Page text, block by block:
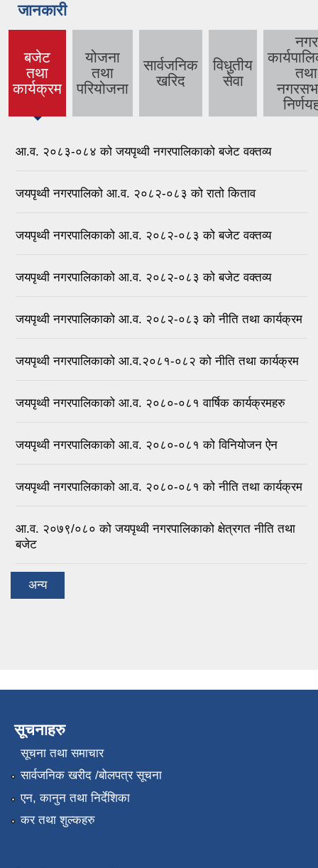
जानकारी
बजेट
तथा
कार्यक्रम
(active
tab)
योजना
तथा
परियोजना
सार्वजनिक
खरिद
विधुतीय
सेवा
नगर
तथा
आ.व. २०८३-०८४ को जयपृथ्वी नगरपालिकाको बजेट वक्तव्य
जयपृथ्वी नगरपालिको आ.व. २०८२-०८३ को रातो किताव
जयपृथ्वी नगरपालिकाको आ.व. २०८२-०८३ को बजेट वक्तव्य
जयपृथ्वी नगरपालिकाको आ.व. २०८२-०८३ को बजेट वक्तव्य
जयपृथ्वी नगरपालिकाको आ.व. २०८२-०८३ को नीति तथा कार्यक्रम
जयपृथ्वी नगरपालिकाको आ.व.२०८१-०८२ को नीति तथा कार्यक्रम
जयपृथ्वी नगरपालिकाको आ.व. २०८०-०८१ वार्षिक कार्यक्रमहरु
जयपृथ्वी नगरपालिकाको आ.व. २०८०-०८१ को विनियोजन ऐन
जयपृथ्वी नगरपालिकाको आ.व. २०८०-०८१ को नीति तथा कार्यक्रम
आ.व. २०७९/०८० को जयपृथ्वी नगरपालिकाको क्षेत्रगत नीति तथा
बजेट
अन्य
सूचनाहरु
सूचना तथा समाचार
सार्वजनिक खरीद /बोलपत्र सूचना
एन, कानुन तथा निर्देशिका
कर तथा शुल्कहरु